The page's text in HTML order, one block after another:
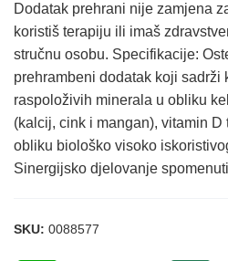
Dodatak prehrani nije zamjena
koristiš terapiju ili imaš
stručnu osobu. Specifikacije:
prehrambeni dodatak koji sadrži
raspoloživih minerala u obliku
(kalcij, cink i mangan), vitamin D
obliku biološko visoko
Sinergijsko djelovanje
SKU: 0088577